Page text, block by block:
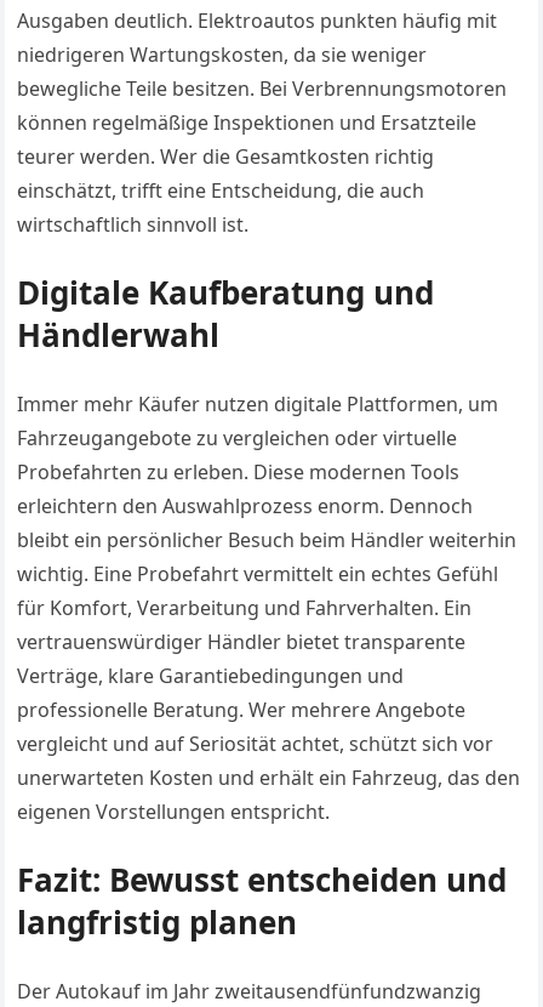
Ausgaben deutlich. Elektroautos punkten häufig mit
niedrigeren Wartungskosten, da sie weniger
bewegliche Teile besitzen. Bei Verbrennungsmotoren
können regelmäßige Inspektionen und Ersatzteile
teurer werden. Wer die Gesamtkosten richtig
einschätzt, trifft eine Entscheidung, die auch
wirtschaftlich sinnvoll ist.
Digitale Kaufberatung und
Händlerwahl
Immer mehr Käufer nutzen digitale Plattformen, um
Fahrzeugangebote zu vergleichen oder virtuelle
Probefahrten zu erleben. Diese modernen Tools
erleichtern den Auswahlprozess enorm. Dennoch
bleibt ein persönlicher Besuch beim Händler weiterhin
wichtig. Eine Probefahrt vermittelt ein echtes Gefühl
für Komfort, Verarbeitung und Fahrverhalten. Ein
vertrauenswürdiger Händler bietet transparente
Verträge, klare Garantiebedingungen und
professionelle Beratung. Wer mehrere Angebote
vergleicht und auf Seriosität achtet, schützt sich vor
unerwarteten Kosten und erhält ein Fahrzeug, das den
eigenen Vorstellungen entspricht.
Fazit: Bewusst entscheiden und
langfristig planen
Der Autokauf im Jahr zweitausendfünfundzwanzig